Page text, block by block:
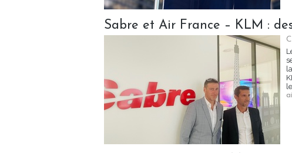
Sabre et Air France – KLM :